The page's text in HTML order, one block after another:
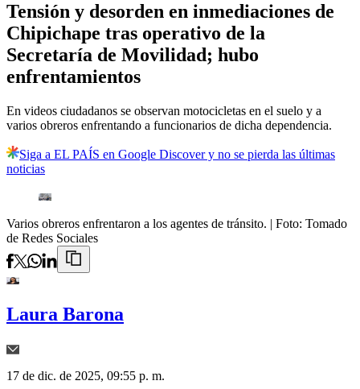
Tensión y desorden en inmediaciones de
Chipichape tras operativo de la
Secretaría de Movilidad; hubo
enfrentamientos
En videos ciudadanos se observan motocicletas en el suelo y a
varios obreros enfrentando a funcionarios de dicha dependencia.
Siga a EL PAÍS en Google Discover y no se pierda las últimas
noticias
Varios obreros enfrentaron a los agentes de tránsito. | Foto: Tomado
de Redes Sociales
Laura Barona
17 de dic. de 2025, 09:55 p. m.